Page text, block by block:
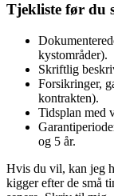
Tjekliste før du
kystområder).
Skriftlig
Forsikringer,
kontrakten).
Tidsplan med
og 5 år.
Hvis du vil, kan jeg
kigger efter de små